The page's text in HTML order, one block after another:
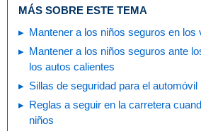
MÁS SOBRE ESTE TEMA
Mantener a los niños seguros en los
Mantener a los niños seguros ante
los autos calientes
Sillas de seguridad para el automóvil
Reglas a seguir en la carretera
niños